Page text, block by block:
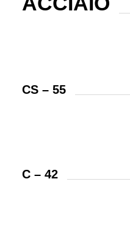
CS – 55
C – 42